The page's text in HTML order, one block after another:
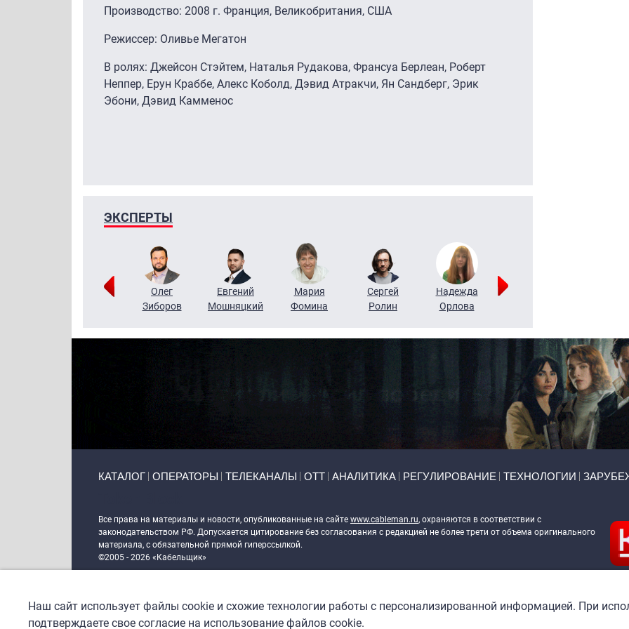
Производство: 2008 г. Франция, Великобритания, США
Режиссер: Оливье Мегатон
В ролях: Джейсон Стэйтем, Наталья Рудакова, Франсуа Берлеан, Роберт
Неппер, Ерун Краббе, Алекс Коболд, Дэвид Атракчи, Ян Сандберг, Эрик
Эбони, Дэвид Камменос
ЭКСПЕРТЫ
Григорий
Олег
Зиборов
Евгений
Мошняцкий
Мария
Фомина
Сергей
Ролин
Надежда
Орлова
КАТАЛОГ ОПЕРАТОРЫ ТЕЛЕКАНАЛЫ ОТТ АНАЛИТИКА РЕГУЛИРОВАНИЕ ТЕХНОЛОГИИ
Все права на материалы и новости, опубликованные на сайте www.cableman.ru, охраняются в соответствии с
законодательством РФ. Допускается цитирование без согласования с редакцией не более трети от объема оригинального
материала, с обязательной прямой гиперссылкой.
©2005 - 2026 «Кабельщик»
DrupalCoder — поддержка сайта c 2017 года
Наш сайт использует файлы cookie и схожие технологии работы с персонализированной информацией. При
подтверждаете свое согласие на использование файлов cookie.